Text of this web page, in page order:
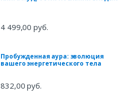
4 499,00 руб.
Пробужденная аура: эволюция
вашего энергетического тела
832,00 руб.